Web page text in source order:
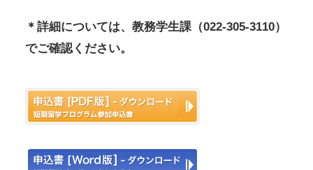
＊詳細については、教務学生課（022-305-3110）
でご確認ください。